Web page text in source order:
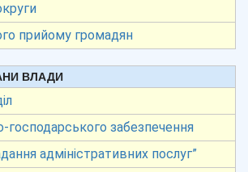
прийому громадян
ВЛАДИ
господарського забезпечення
адміністративних послуг”